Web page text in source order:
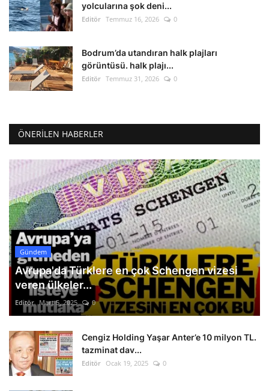
yolcularına şok deni...
Editör Temmuz 16, 2026 0
Bodrum’da utandıran halk plajları
görüntüsü. halk plajı...
Editör Temmuz 31, 2026 0
ÖNERILEN HABERLER
Gündem
Avrupa'da Türklere en çok Schengen vizesi
veren ülkeler...
Editör Mart 5, 2025 0
Cengiz Holding Yaşar Anter’e 10 milyon TL.
tazminat dav...
Editör Ocak 19, 2025 0